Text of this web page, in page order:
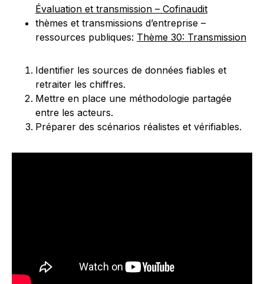
Évaluation et transmission – Cofinaudit
thèmes et transmissions d’entreprise –
ressources publiques: Thème 30: Transmission
Identifier les sources de données fiables et
retraiter les chiffres.
Mettre en place une méthodologie partagée
entre les acteurs.
Préparer des scénarios réalistes et vérifiables.